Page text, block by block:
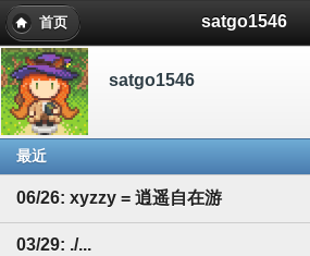
首页 satgo1546
satgo1546
最近
06/26: xyzzy = 逍遥自在游
03/29: ./...